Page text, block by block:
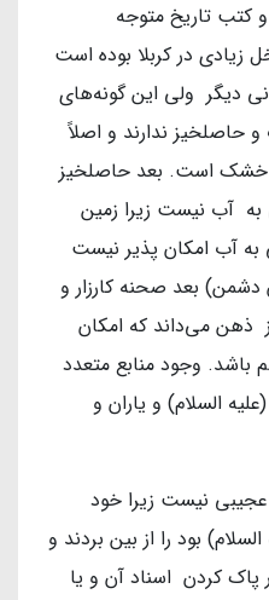
و کتب تاریخ متوجه
زیادی در کربلا بوده است
دیگر ولی این گونه‌های
حاصلخیز ندارند و اصلاً
خشک است. بعد حاصلخیز
به آب نیست زیرا زمین
آب امکان پذیر نیست
بعد صحنه کارزار و
ذهن می‌داند که امکان
باشد. وجود منابع متعدد
السلام) و یاران و
نیست زیرا خود
بود را از بین بردند و
کردن اسناد آن و یا